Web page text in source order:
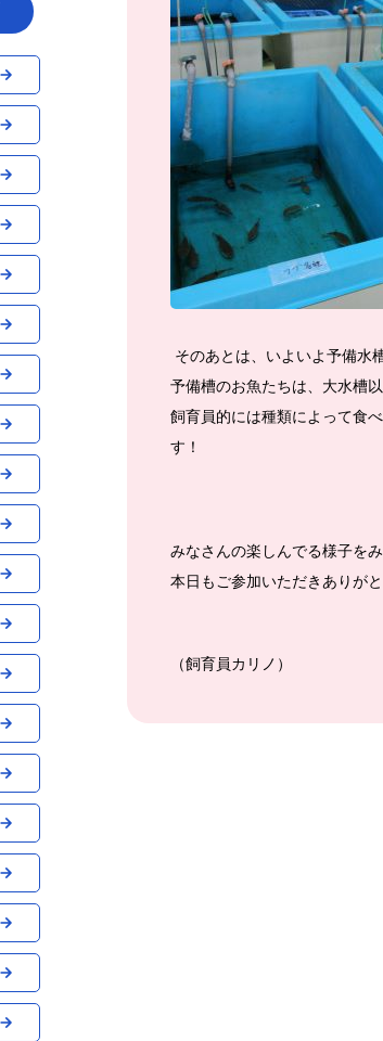
そのあとは、いよいよ予備水
予備槽のお魚たちは、大水槽
飼育員的には種類によって食
す！
みなさんの楽しんでる様子を
本日もご参加いただきありが
（飼育員カリノ）